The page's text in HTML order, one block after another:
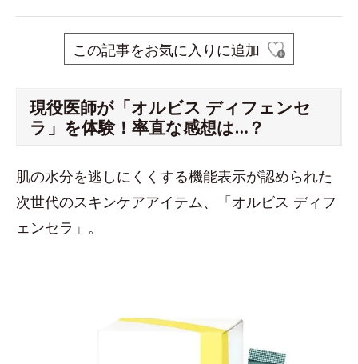
この記事をお気に入りに追加
現役医師が「オルビス ディフェンセ
ラ」を体験！率直な感想は…？
肌の水分を逃しにくくする機能表示が認められた
次世代のスキンケアアイテム、「オルビス ディフ
ェンセラ」。